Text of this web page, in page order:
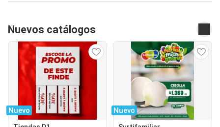
Nuevos catálogos
Nuevo Nuevo